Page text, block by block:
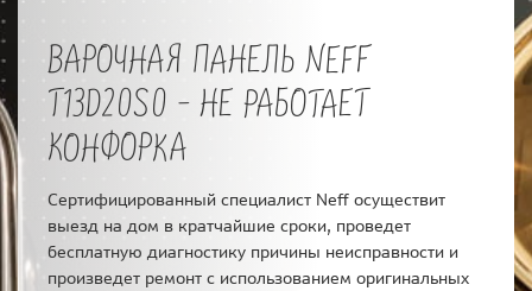
ВАРОЧНАЯ ПАНЕЛЬ NEFF
T13D20S0 - НЕ РАБОТАЕТ
КОНФОРКА
Сертифицированный специалист Neff осуществит
выезд на дом в кратчайшие сроки, проведет
бесплатную диагностику причины неисправности и
произведет ремонт с использованием оригинальных